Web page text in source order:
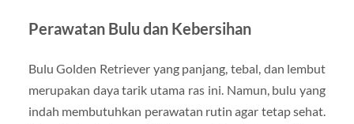
Perawatan Bulu dan Kebersihan
Bulu Golden Retriever yang panjang, tebal, dan lembut
merupakan daya tarik utama ras ini. Namun, bulu yang
indah membutuhkan perawatan rutin agar tetap sehat.